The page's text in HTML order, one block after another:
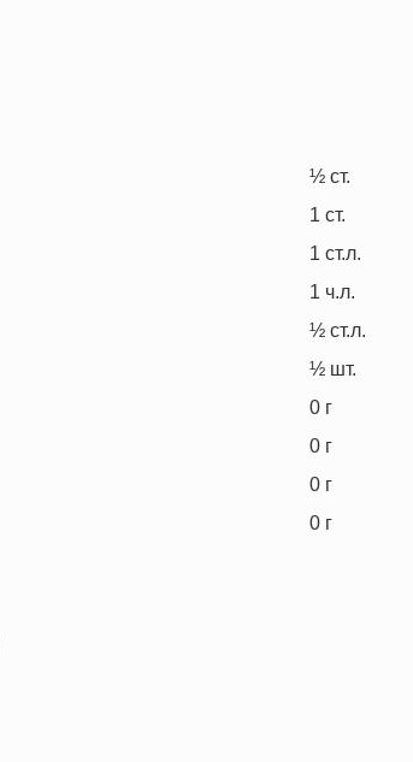
½ ст.
1 ст.
1 ст.л.
1 ч.л.
½ ст.л.
½ шт.
0 г
0 г
0 г
0 г